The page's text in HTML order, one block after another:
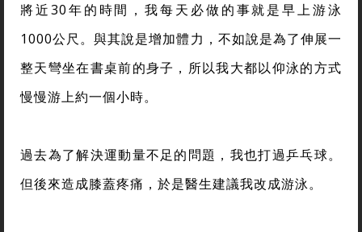
將近30年的時間，我每天必做的事就是早上游泳
1000公尺。與其說是增加體力，不如說是為了伸展一
整天彎坐在書桌前的身子，所以我大都以仰泳的方式
慢慢游上約一個小時。
過去為了解決運動量不足的問題，我也打過乒乓球。
但後來造成膝蓋疼痛，於是醫生建議我改成游泳。